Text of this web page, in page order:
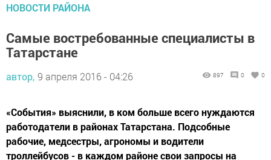
НОВОСТИ РАЙОНА
Самые востребованные специалисты в
Татарстане
автор, 9 апреля 2016 - 04:26 897 0 0
«События» выяснили, в ком больше всего нуждаются
работодатели в районах Татарстана. Подсобные
рабочие, медсестры, агрономы и водители
троллейбусов - в каждом районе свои запросы на